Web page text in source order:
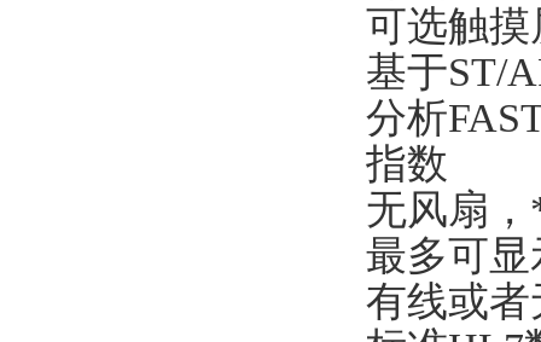
可选触摸
基于ST/
分析
指数
无风扇
最多可显
有线或